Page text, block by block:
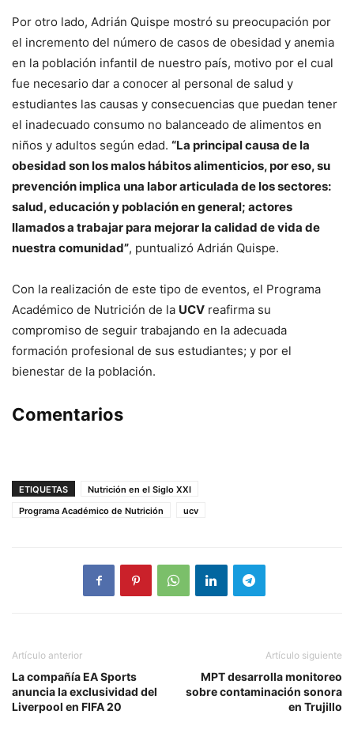
Por otro lado, Adrián Quispe mostró su preocupación por
el incremento del número de casos de obesidad y anemia
en la población infantil de nuestro país, motivo por el cual
fue necesario dar a conocer al personal de salud y
estudiantes las causas y consecuencias que puedan tener
el inadecuado consumo no balanceado de alimentos en
niños y adultos según edad. “La principal causa de la
obesidad son los malos hábitos alimenticios, por eso, su
prevención implica una labor articulada de los sectores:
salud, educación y población en general; actores
llamados a trabajar para mejorar la calidad de vida de
nuestra comunidad”, puntualizó Adrián Quispe.
Con la realización de este tipo de eventos, el Programa
Académico de Nutrición de la UCV reafirma su
compromiso de seguir trabajando en la adecuada
formación profesional de sus estudiantes; y por el
bienestar de la población.
Comentarios
ETIQUETAS
Nutrición en el Siglo XXI
Programa Académico de Nutrición
ucv
Artículo anterior
La compañía EA Sports
anuncia la exclusividad del
Liverpool en FIFA 20
Artículo siguiente
MPT desarrolla monitoreo
sobre contaminación sonora
en Trujillo